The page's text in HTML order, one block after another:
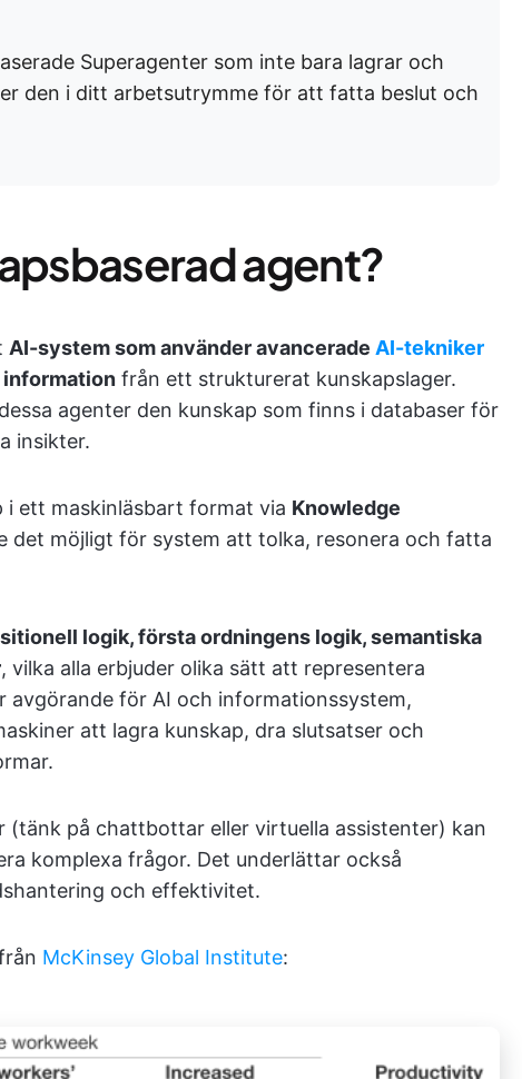
Superagenter som inte bara lagrar och
den i ditt arbetsutrymme för att fatta beslut och
agent?
AI-system som använder avancerade AI-tekniker
information från ett strukturerat kunskapslager.
agenter den kunskap som finns i databaser för
insikter.
i ett maskinläsbart format via Knowledge
det möjligt för system att tolka, resonera och fatta
logik, första ordningens logik, semantiska
, vilka alla erbjuder olika sätt att representera
avgörande för AI och informationssystem,
att lagra kunskap, dra slutsatser och
(tänk på chattbottar eller virtuella assistenter) kan
komplexa frågor. Det underlättar också
och effektivitet.
McKinsey Global Institute: